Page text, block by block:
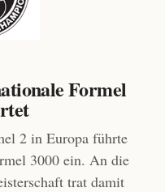
Formel
2 in Europa führte
3000 ein. An die
trat damit